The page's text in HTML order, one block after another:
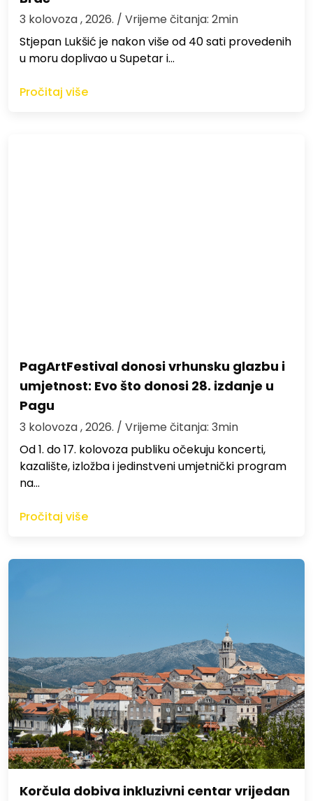
3 kolovoza , 2026. / Vrijeme čitanja: 2min
St​jepan Lukšić je nakon više od 40 sati provedenih
u moru doplivao u Supetar i…
Pročitaj više
PagArtFestival donosi vrhunsku glazbu i
umjetnost: Evo što donosi 28. izdanje u
Pagu
3 kolovoza , 2026. / Vrijeme čitanja: 3min
Od 1. do 17. kolovoza publiku očekuju koncerti,
kazalište, izložba i jedinstveni umjetnički program
na…
Pročitaj više
Korčula dobiva inkluzivni centar vrijedan